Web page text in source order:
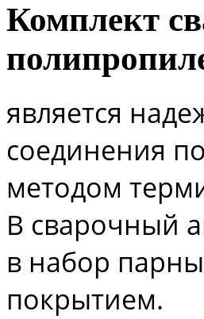
Комплект
является
соединения
методом
В сварочный
в набор
покрытием.